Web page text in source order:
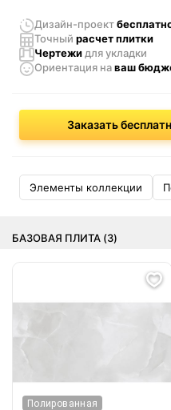
Дизайн-проект
Точный расчет плитки
Чертежи для укладки
Ориентация наваш
Заказать
Элементы коллекции
БАЗОВАЯ ПЛИТА (3)
Полированная